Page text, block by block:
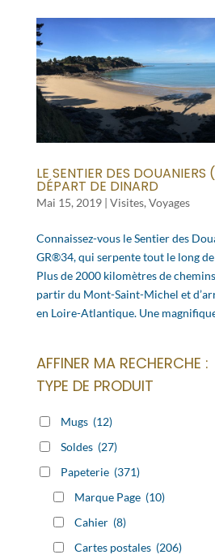
LE SENTIER DES
DÉPART DE DINARD
Mai 15, 2019| Visites, Voyages
Connaissez-vous le Sentier des
GR®34, qui serpente tout le long
Plus de 2000 kilomètres de
partir du Mont-Saint-Michel et
en Loire-Atlantique. Une
AFFINER MA RECHERCHE :
TYPE DE PRODUIT
Mugs (12)
Soldes (27)
Papeterie (371)
Marque Page (10)
Cahier (8)
Cartes postales (206)